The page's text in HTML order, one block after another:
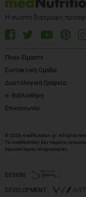
Η σωστή διατροφή
Ποιοι Είμαστε
Συντακτική Ομάδα
Διαιτολογικά Γραφεία
e- Βιβλιοθήκη
Επικοινωνία
© 2026 medNutrition.gr. All rights
Το medNutrition δεν παρέχει
περισσότερες πληροφορίες
DESIGN:
DEVELOPMENT: